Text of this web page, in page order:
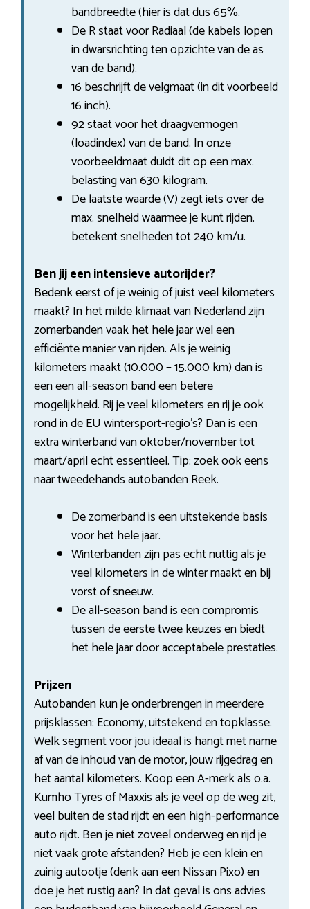
bandbreedte (hier is dat dus 65%.
De R staat voor Radiaal (de kabels lopen
in dwarsrichting ten opzichte van de as
van de band).
16 beschrijft de velgmaat (in dit voorbeeld
16 inch).
92 staat voor het draagvermogen
(loadindex) van de band. In onze
voorbeeldmaat duidt dit op een max.
belasting van 630 kilogram.
De laatste waarde (V) zegt iets over de
max. snelheid waarmee je kunt rijden.
betekent snelheden tot 240 km/u.
Ben jij een intensieve autorijder?
Bedenk eerst of je weinig of juist veel kilometers
maakt? In het milde klimaat van Nederland zijn
zomerbanden vaak het hele jaar wel een
efficiënte manier van rijden. Als je weinig
kilometers maakt (10.000 – 15.000 km) dan is
een een all-season band een betere
mogelijkheid. Rij je veel kilometers en rij je ook
rond in de EU wintersport-regio’s? Dan is een
extra winterband van oktober/november tot
maart/april echt essentieel. Tip: zoek ook eens
naar tweedehands autobanden Reek.
De zomerband is een uitstekende basis
voor het hele jaar.
Winterbanden zijn pas echt nuttig als je
veel kilometers in de winter maakt en bij
vorst of sneeuw.
De all-season band is een compromis
tussen de eerste twee keuzes en biedt
het hele jaar door acceptabele prestaties.
Prijzen
Autobanden kun je onderbrengen in meerdere
prijsklassen: Economy, uitstekend en topklasse.
Welk segment voor jou ideaal is hangt met name
af van de inhoud van de motor, jouw rijgedrag en
het aantal kilometers. Koop een A-merk als o.a.
Kumho Tyres of Maxxis als je veel op de weg zit,
veel buiten de stad rijdt en een high-performance
auto rijdt. Ben je niet zoveel onderweg en rijd je
niet vaak grote afstanden? Heb je een klein en
zuinig autootje (denk aan een Nissan Pixo) en
doe je het rustig aan? In dat geval is ons advies